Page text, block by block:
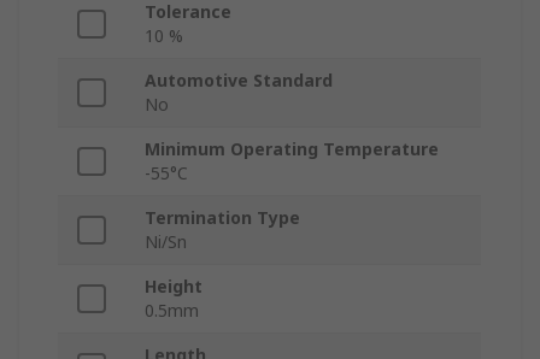
Tolerance
10 %
Automotive Standard
No
Minimum Operating Temperature
-55°C
Termination Type
Ni/Sn
Height
0.5mm